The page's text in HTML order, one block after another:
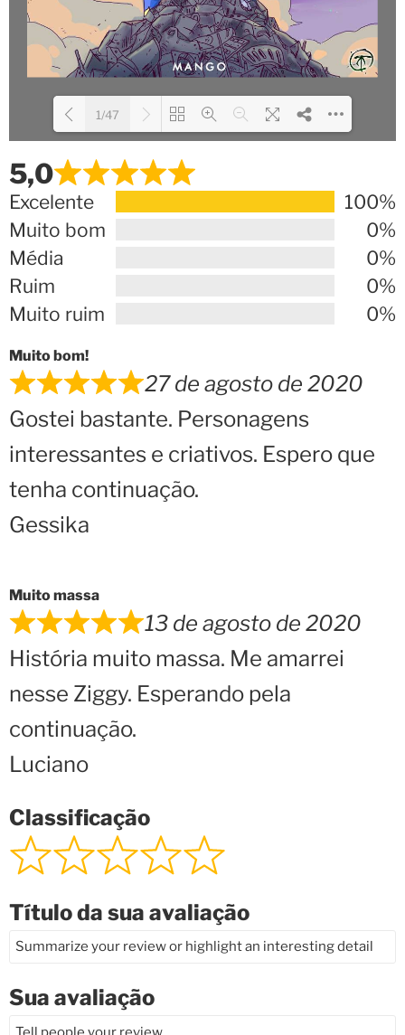
Loading WEBGL 3D ...
1/47
5,0
Excelente
100%
Muito bom
0%
Média
0%
Ruim
0%
Muito ruim
0%
Muito bom!
27 de agosto de 2020
Gostei bastante. Personagens
interessantes e criativos. Espero que
tenha continuação.
Gessika
Muito massa
13 de agosto de 2020
História muito massa. Me amarrei
nesse Ziggy. Esperando pela
continuação.
Luciano
Classificação
Título da sua avaliação
Sua avaliação